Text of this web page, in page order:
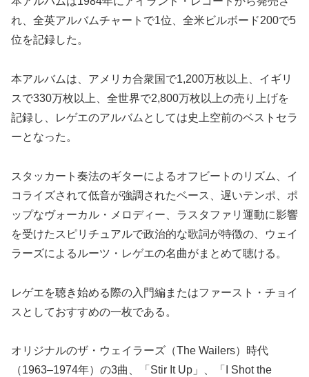
れ、全英アルバムチャートで1位、全米ビルボード200で5
位を記録した。
本アルバムは、アメリカ合衆国で1,200万枚以上、イギリ
スで330万枚以上、全世界で2,800万枚以上の売り上げを
記録し、レゲエのアルバムとしては史上空前のベストセラ
ーとなった。
スタッカート奏法のギターによるオフビートのリズム、イ
コライズされて低音が強調されたベース、遅いテンポ、ポ
ップなヴォーカル・メロディー、ラスタファリ運動に影響
を受けたスピリチュアルで政治的な歌詞が特徴の、ウェイ
ラーズによるルーツ・レゲエの名曲がまとめて聴ける。
レゲエを聴き始める際の入門編またはファースト・チョイ
スとしておすすめの一枚である。
オリジナルのザ・ウェイラーズ（The Wailers）時代
（1963–1974年）の3曲、「Stir It Up」、「I Shot the